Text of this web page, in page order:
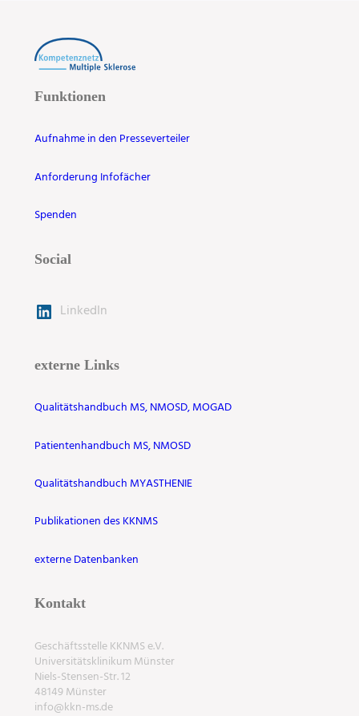
Funktionen
Aufnahme in den Presseverteiler
Anforderung Infofächer
Spenden
Social
LinkedIn
externe Links
Qualitätshandbuch MS, NMOSD, MOGAD
Patientenhandbuch MS, NMOSD
Qualitätshandbuch MYASTHENIE
Publikationen des KKNMS
externe Datenbanken
Kontakt
Geschäftsstelle KKNMS e.V.
Universitätsklinikum Münster
Niels-Stensen-Str. 12
48149 Münster
info@kkn-ms.de